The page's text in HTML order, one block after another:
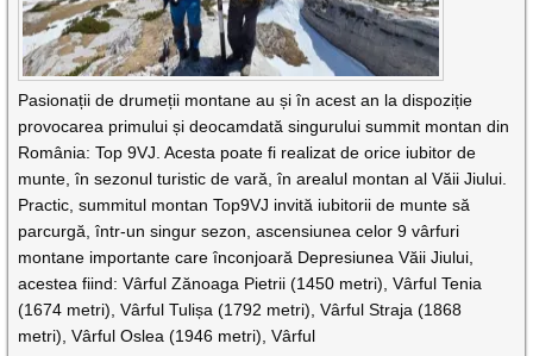
Pasionații de drumeții montane au și în acest an la dispoziție
provocarea primului și deocamdată singurului summit montan din
România: Top 9VJ. Acesta poate fi realizat de orice iubitor de
munte, în sezonul turistic de vară, în arealul montan al Văii Jiului.
Practic, summitul montan Top9VJ invită iubitorii de munte să
parcurgă, într-un singur sezon, ascensiunea celor 9 vârfuri
montane importante care înconjoară Depresiunea Văii Jiului,
acestea fiind: Vârful Zănoaga Pietrii (1450 metri), Vârful Tenia
(1674 metri), Vârful Tulișa (1792 metri), Vârful Straja (1868
metri), Vârful Oslea (1946 metri), Vârful